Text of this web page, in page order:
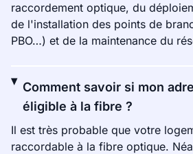
raccordement optique, du
de l'installation des points de
PBO…) et de la maintenance du
Comment savoir si mon
éligible à la fibre ?
Il est très probable que votre
raccordable à la fibre optique.